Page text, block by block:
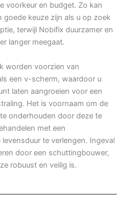
voorkeur en budget. Zo kan
goede keuze zijn als u op zoek
terwijl Nobifix duurzamer en
langer meegaat.
worden voorzien van
een v-scherm, waardoor u
laten aangroeien voor een
Het is voornaam om de
onderhouden door deze te
met een
te verlengen. Ingeval
door een schuttingbouwer,
robuust en veilig is.